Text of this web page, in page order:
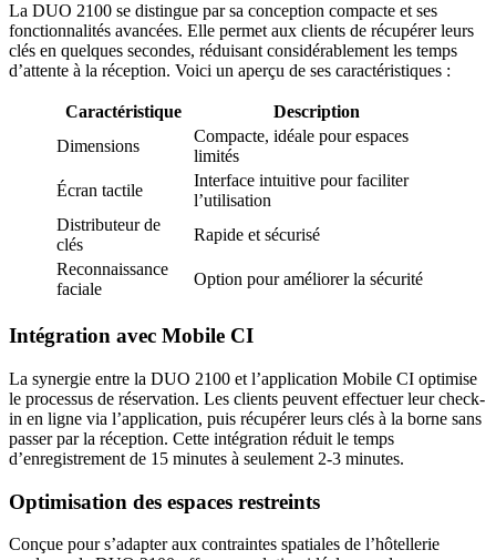
La DUO 2100 se distingue par sa conception compacte et ses
fonctionnalités avancées. Elle permet aux clients de récupérer leurs
clés en quelques secondes, réduisant considérablement les temps
d’attente à la réception. Voici un aperçu de ses caractéristiques :
Caractéristique
Description
Dimensions
Compacte, idéale pour espaces
limités
Écran tactile
Interface intuitive pour faciliter
l’utilisation
Distributeur de
clés
Rapide et sécurisé
Reconnaissance
faciale
Option pour améliorer la sécurité
Intégration avec Mobile CI
La synergie entre la DUO 2100 et l’application Mobile CI optimise
le processus de réservation. Les clients peuvent effectuer leur check-
in en ligne via l’application, puis récupérer leurs clés à la borne sans
passer par la réception. Cette intégration réduit le temps
d’enregistrement de 15 minutes à seulement 2-3 minutes.
Optimisation des espaces restreints
Conçue pour s’adapter aux contraintes spatiales de l’hôtellerie